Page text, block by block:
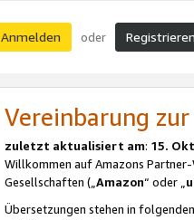
Anmelden oder Registrieren
Vereinbarung
zuletzt aktualisiert am: 15.
Willkommen auf Amazons Partner-
Gesellschaften („Amazon“ oder „
Übersetzungen stehen in